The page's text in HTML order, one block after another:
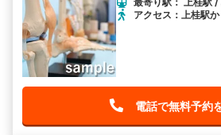
アクセス：上桂駅
電話で無料予約